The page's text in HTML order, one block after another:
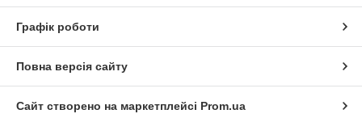
Графік роботи
Повна версія сайту
Сайт створено на маркетплейсі Prom.ua